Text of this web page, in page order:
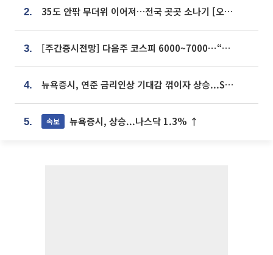
2. 35도 안팎 무더위 이어져…전국 곳곳 소나기 [오늘 날씨]
3. [주간증시전망] 다음주 코스피 6000~7000⋯“外人 수급은 정책이 변수”
4. 뉴욕증시, 연준 금리인상 기대감 꺾이자 상승...S&P500 사상 최고치 [종합]
5. 속보 뉴욕증시, 상승...나스닥 1.3% ↑